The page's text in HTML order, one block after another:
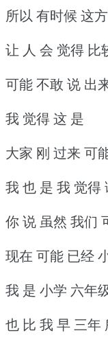
所以 有时候 这
让 人 会 觉得 比
可能 不敢 说 出
我 觉得 这 是
大家 刚 过来 可
我 也 是 我 觉得
你 说 虽然 我们
现在 可能 已经
我 是 小学 六年
也 比 我 早 三年